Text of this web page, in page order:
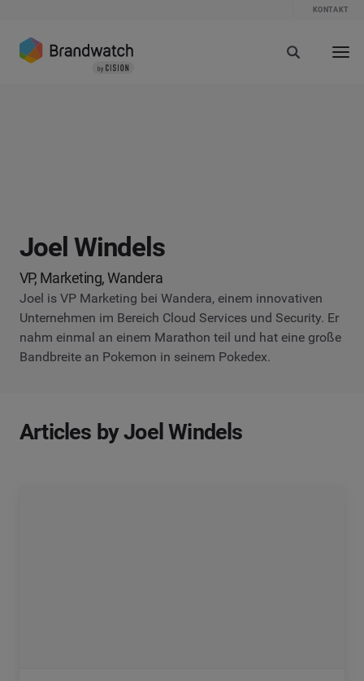
KONTAKT
Joel Windels
VP, Marketing, Wandera
Joel is VP Marketing bei Wandera, einem innovativen
Unternehmen im Bereich Cloud Services und Security. Er
nahm einmal an einem Marathon teil und hat eine große
Bandbreite an Pokemon in seinem Pokedex.
Articles by Joel Windels